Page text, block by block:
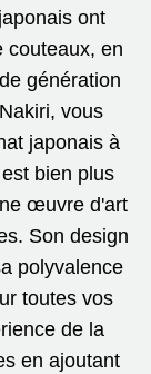
ont
couteaux, en
génération
vous
japonais à
bien plus
œuvre d'art
Son design
polyvalence
toutes vos
de la
en ajoutant